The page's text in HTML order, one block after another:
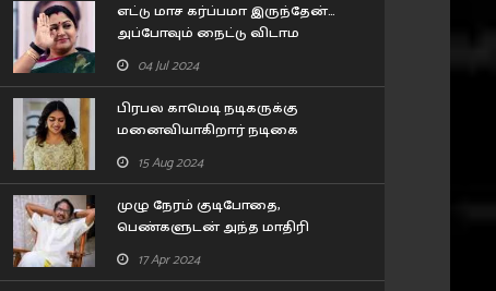
எட்டு மாச கர்ப்பமா இருந்தேன்…
அப்போவும் நைட்டு விடாம
டார்ச்சர் பண்ணாரு.. ரகசியம்
உடைத்த குஷ்பூ..!
04 Jul 2024
பிரபல காமெடி நடிகருக்கு
மனைவியாகிறார் நடிகை
லட்சுமி மேனன்..! யாருன்னு
பாருங்க..!
15 Aug 2024
முழு நேரம் குடிபோதை,
பெண்களுடன் அந்த மாதிரி
பழக்கம்.. 80 வயது இயக்குனர்
பாரதிராஜா செய்த காரியம்!!
17 Apr 2024